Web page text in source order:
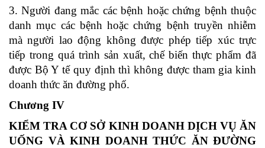
3. Người đang mắc các bệnh hoặc chứng bệnh thuộc
danh mục các bệnh hoặc chứng bệnh truyền nhiễm
mà người lao động không được phép tiếp xúc trực
tiếp trong quá trình sản xuất, chế biến thực phẩm đã
được Bộ Y tế quy định thì không được tham gia kinh
doanh thức ăn đường phố.
Chương IV
KIỂM TRA CƠ SỞ KINH DOANH DỊCH VỤ ĂN
UỐNG VÀ KINH DOANH THỨC ĂN ĐƯỜNG